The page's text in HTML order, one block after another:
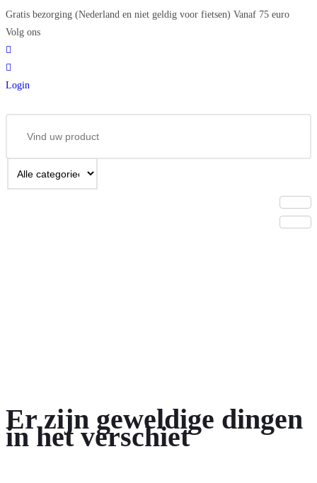
Ga
naar
de
inhoud
Gratis bezorging (Nederland en niet geldig voor fietsen) Vanaf 75 euro
Volg ons
Login
Er zijn geweldige dingen
in het verschiet